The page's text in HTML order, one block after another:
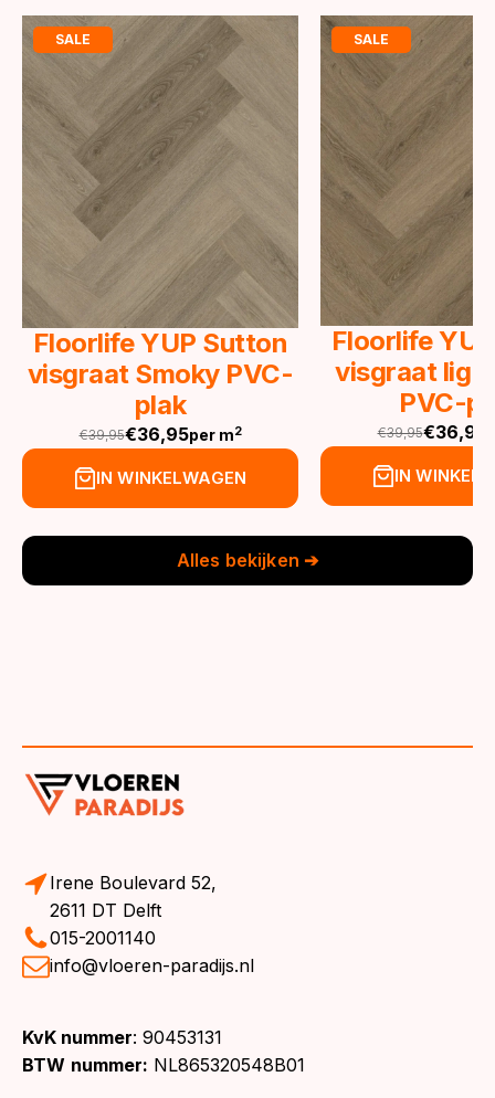
SALE
Floorlife YUP Sutton
visgraat Smoky PVC-
plak
€39,95
Oorspronkelijke
prijs
€36,95
Huidige
prijs
per m2
IN WINKELWAGEN
SALE
Floorlife
visgraat
PVC-
€39,95
prijs
€36,95
Huidige
prijs
IN
Alles bekijken ➔
Irene Boulevard 52,
2611 DT Delft
015-2001140
info@vloeren-paradijs.nl
KvK nummer: 90453131
BTW nummer: NL865320548B01